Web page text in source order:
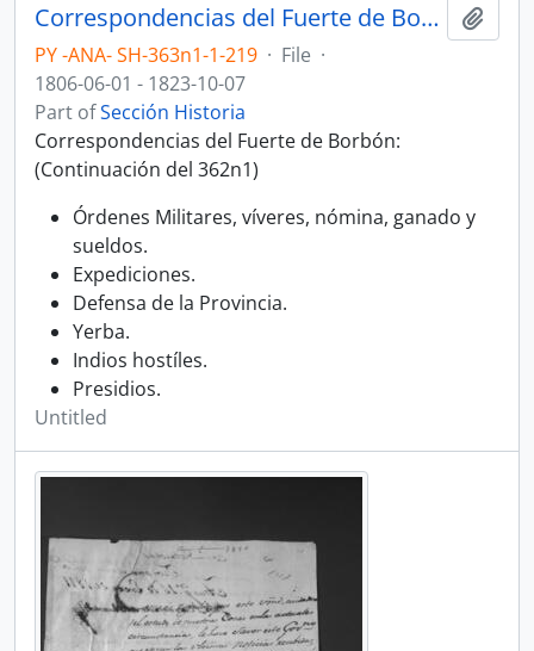
Correspondencias del Fuerte de Borbón. (Continuación del volumen 362n1)
PY -ANA- SH-363n1-1-219 · File ·
1806-06-01 - 1823-10-07
Part ofSección Historia
Correspondencias del Fuerte de Borbón:
(Continuación del 362n1)
Órdenes Militares, víveres, nómina, ganado y
sueldos.
Expediciones.
Defensa de la Provincia.
Yerba.
Indios hostíles.
Presidios.
Untitled